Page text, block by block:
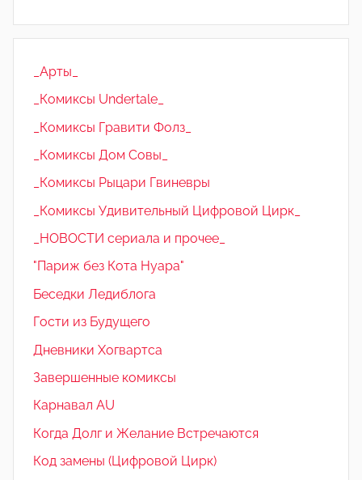
_Арты_
_Комиксы Undertale_
_Комиксы Гравити Фолз_
_Комиксы Дом Совы_
_Комиксы Рыцари Гвиневры
_Комиксы Удивительный Цифровой Цирк_
_НОВОСТИ сериала и прочее_
"Париж без Кота Нуара"
Беседки Ледиблога
Гости из Будущего
Дневники Хогвартса
Завершенные комиксы
Карнавал AU
Когда Долг и Желание Встречаются
Код замены (Цифровой Цирк)